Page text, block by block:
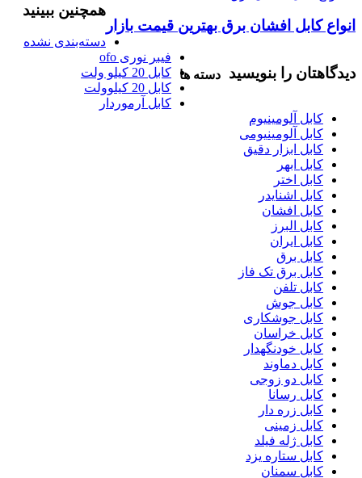
انواع کابل افشان برق بهترین قیمت بازار
همچنین ببینید
دیدگاهتان را بنویسید دسته ها
دسته‌بندی نشده
فیبر نوری ofo
کابل 20 کیلو ولت
کابل 20 کیلوولت
کابل آرموردار
کابل آلومینیوم
کابل آلومینیومی
کابل ابزار دقیق
کابل ابهر
کابل اختر
کابل اشنایدر
کابل افشان
کابل البرز
کابل ایران
کابل برق
کابل برق تک فاز
کابل تلفن
کابل جوش
کابل جوشکاری
کابل خراسان
کابل خودنگهدار
کابل دماوند
کابل دو زوجی
کابل رسانا
کابل زره دار
کابل زمینی
کابل ژله فیلد
کابل ستاره یزد
کابل سمنان